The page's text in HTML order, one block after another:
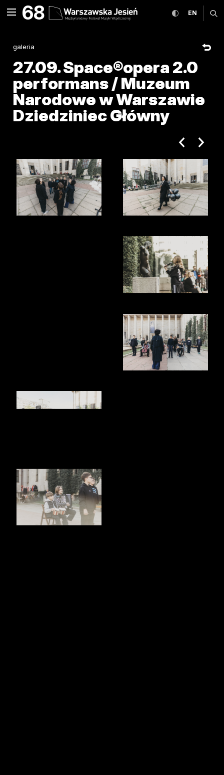
27.09. Space®opera 2.0
rozwiń menu
MENU68 przełącz
EN
galeria
27.09. Space®opera 2.0
performans / Muzeum
Narodowe w Warszawie
Dziedziniec Główny
poprzedni